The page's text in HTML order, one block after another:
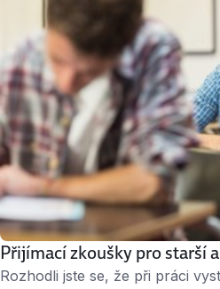
své zaměstnance na odborné
Přijímací zkoušky pro starší
Rozhodli jste se, že při práci